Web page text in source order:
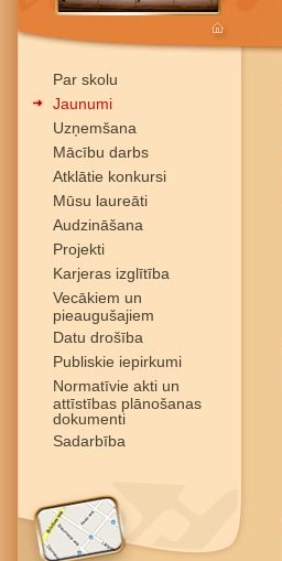
Par skolu
Jaunumi
Uzņemšana
Mācību darbs
Atklātie konkursi
Mūsu laureāti
Audzināšana
Projekti
Karjeras izglītība
Vecākiem un
pieaugušajiem
Datu drošība
Publiskie iepirkumi
Normatīvie akti un
attīstības plānošanas
dokumenti
Sadarbība